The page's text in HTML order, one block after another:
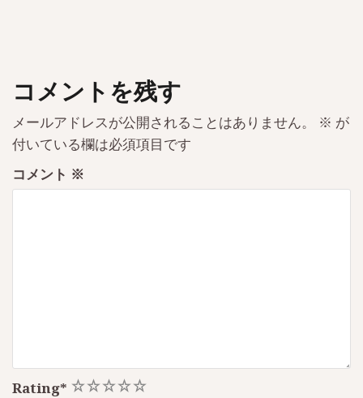
コメントを残す
メールアドレスが公開されることはありません。 ※ が
付いている欄は必須項目です
コメント ※
Rating* 5
4
3
2
1